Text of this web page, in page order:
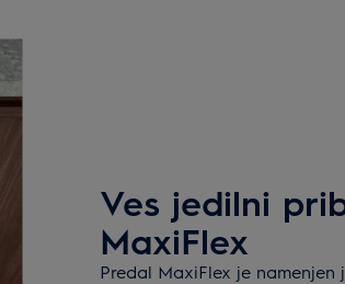
Ves jedilni
MaxiFlex
Predal MaxiFlex je